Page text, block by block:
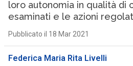
loro autonomia in qualità di
esaminati e le azioni
Pubblicato il 18 Mar 2021
Federica Maria Rita Livelli